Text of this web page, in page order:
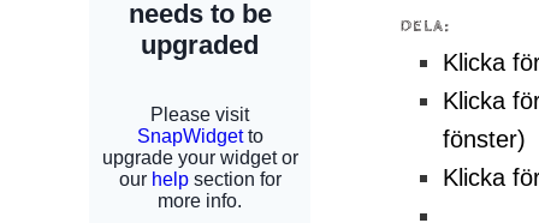
DELA:
Klicka
Klicka
fönster)
Klicka